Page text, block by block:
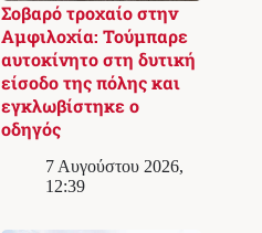
Σοβαρό τροχαίο στην
Αμφιλοχία: Τούμπαρε
αυτοκίνητο στη δυτική
είσοδο της πόλης και
εγκλωβίστηκε ο
οδηγός
7 Αυγούστου 2026,
12:39